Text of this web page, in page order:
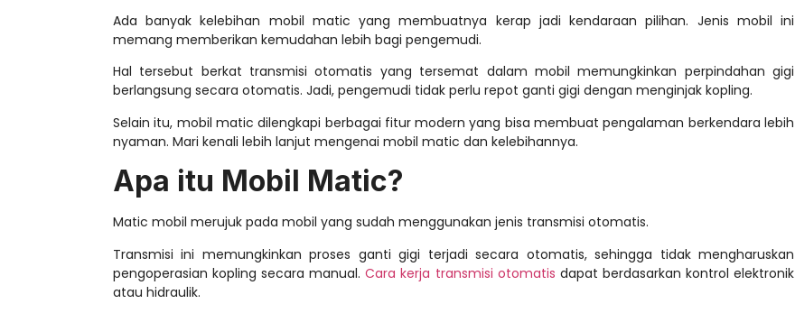
Ada banyakkelebihan mobil maticyang membuatnya kerap jadi kendaraan pilihan. Jenis mobil ini
memang memberikan kemudahan lebih bagi pengemudi.
Hal tersebut berkat transmisi otomatis yang tersemat dalam mobil memungkinkan perpindahan gigi
berlangsung secara otomatis. Jadi, pengemudi tidak perlu repot ganti gigi dengan menginjak kopling.
Selain itu, mobil matic dilengkapi berbagai fitur modern yang bisa membuat pengalaman berkendara lebih
nyaman. Mari kenali lebih lanjut mengenai mobil matic dan kelebihannya.
Apa itu Mobil Matic?
Matic mobil merujuk pada mobil yang sudah menggunakan jenis transmisi otomatis.
Transmisi ini memungkinkan proses ganti gigi terjadi secara otomatis, sehingga tidak mengharuskan
pengoperasian kopling secara manual.Cara kerja transmisi otomatis dapat berdasarkan kontrol elektronik
atau hidraulik.